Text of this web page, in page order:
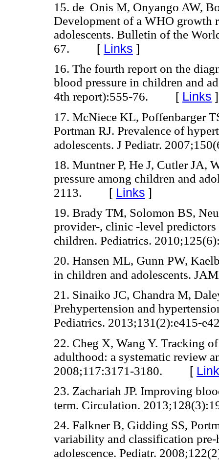
15. de Onis M, Onyango AW,
Development of a WHO growth
adolescents. Bulletin of the
67. [ Links ]
16. The fourth report on the
blood pressure in children and
4th report):555-76. [ Links ]
17. McNiece KL, Poffenbarger
Portman RJ. Prevalence of
adolescents. J Pediatr.
18. Muntner P, He J, Cutler JA,
pressure among children and
2113. [ Links ]
19. Brady TM, Solomon BS,
provider-, clinic -level predictors
children. Pediatrics.
20. Hansen ML, Gunn PW,
in children and adolescents.
21. Sinaiko JC, Chandra M,
Prehypertension and
Pediatrics. 2013;131(2):e415-
22. Cheg X, Wang Y. Tracking
adulthood: a systematic review
2008;117:3171-3180. [
23. Zachariah JP. Improving
term. Circulation.
24. Falkner B, Gidding SS,
variability and classification
adolescence. Pediatr.